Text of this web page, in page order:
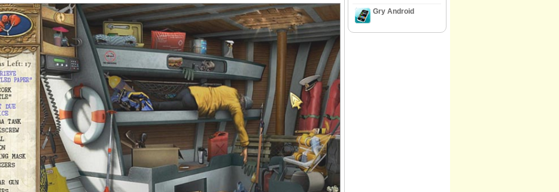
Gry Android